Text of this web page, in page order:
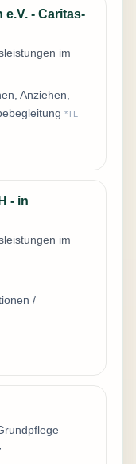
- Caritas-
im
Anziehen,
*TL
- in
im
/